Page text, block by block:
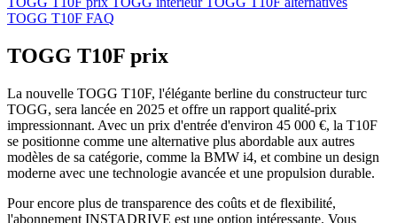
TOGG T10F FAQ
TOGG T10F prix
La nouvelle TOGG T10F, l'élégante berline du constructeur turc
TOGG, sera lancée en 2025 et offre un rapport qualité-prix
impressionnant. Avec un prix d'entrée d'environ 45 000 €, la T10F
se positionne comme une alternative plus abordable aux autres
modèles de sa catégorie, comme la BMW i4, et combine un design
moderne avec une technologie avancée et une propulsion durable.
Pour encore plus de transparence des coûts et de flexibilité,
l'abonnement INSTADRIVE est une option intéressante. Vous